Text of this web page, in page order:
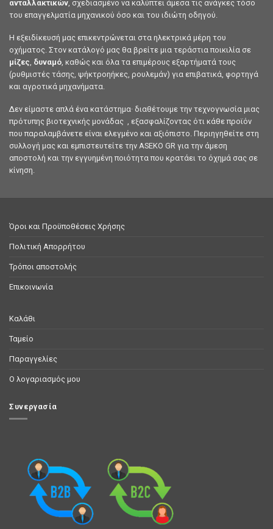
ανταλλακτικών, σχεδιασμένο να καλύπτει άμεσα τις ανάγκες τόσο
του επαγγελματία μηχανικού όσο και του ιδιώτη οδηγού.
Η εξειδίκευσή μας επικεντρώνεται στα ηλεκτρικά μέρη του
οχήματος. Στον κατάλογό μας θα βρείτε μια τεράστια ποικιλία σε
μίζες, δυναμό, καθώς και όλα τα επιμέρους εξαρτήματά τους
(ρυθμιστές τάσης, ψήκτροηήκες, ρουλεμάν) για επιβατικά, φορτηγά
και αγροτικά μηχανήματα.
Δεν είμαστε απλά ένα κατάστημα· διαθέτουμε την τεχνογνωσία μιας
πρότυπης βιοτεχνικής μονάδας , εξασφαλίζοντας ότι κάθε προϊόν
που παραλαμβάνετε είναι ελεγμένο και αξιόπιστο. Περιηγηθείτε στη
συλλογή μας και εμπιστευτείτε την ASEKO GR για την άμεση
αποστολή και την εγγυημένη ποιότητα που κρατάει το όχημά σας σε
κίνηση.
Όροι και Προϋποθέσεις Χρήσης
Πολιτική Απορρήτου
Τρόποι αποστολής
Επικοινωνία
Καλάθι
Ταμείο
Παραγγελίες
Ο λογαριασμός μου
Συνεργασία